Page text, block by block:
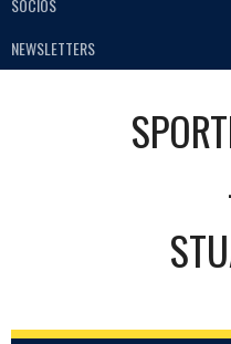
SÓCIOS
NEWSLETTERS